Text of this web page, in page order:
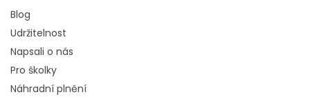
Blog
Udržitelnost
Napsali o nás
Pro školky
Náhradní plnění